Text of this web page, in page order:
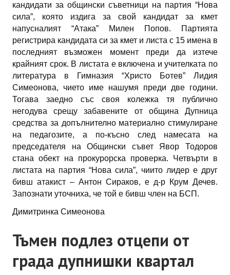
кандидати за общински съветници на партия “Нова
сила”, която издига за свой кандидат за кмет
напусналият “Атака” Милен Попов. Партията
регистрира кандидата си за кмет и листа с 15 имена в
последният възможен момент преди да изтече
крайният срок. В листата е включена и учителката по
литература в Гимназия “Христо Ботев” Лидия
Симеонова, чието име нашумя преди две години.
Тогава заедно със своя колежка тя публично
негодува срещу забавените от община Дупница
средства за допълнително материално стимулиране
на педагозите, а по-късно след намесата на
председателя на Общински съвет Явор Тодоров
стана обект на прокурорска проверка. Четвърти в
листата на партия “Нова сила”, чиито лидер е друг
бивш атакист – Антон Сираков, е д-р Крум Дечев.
Запознати уточниха, че той е бивш член на БСП.
Димитринка Симеонова
Тъмен подлез отцепи от
града дупнишки квартал